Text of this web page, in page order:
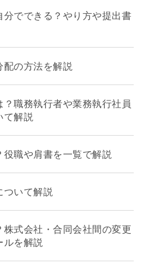
でできる？やり方や提出書
の方法を解説
職務執行者や業務執行社員
て解説
職や肩書を一覧で解説
ついて解説
式会社・合同会社間の変更
ルを解説